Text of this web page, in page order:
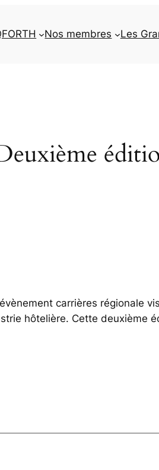
Nos membres Les
carrières régionale
hôtelière. Cette deuxième